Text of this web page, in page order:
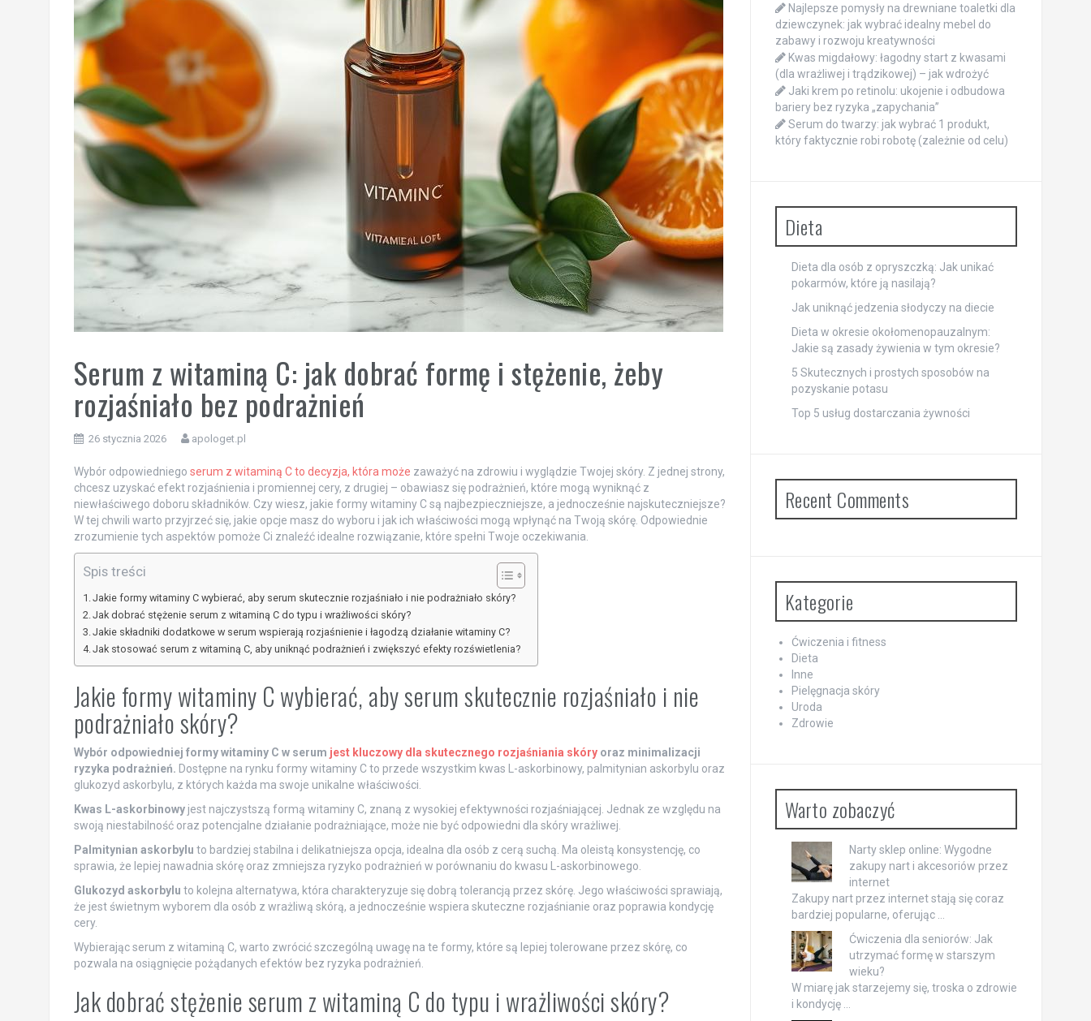
Serum z witaminą C: jak dobrać formę i stężenie, żeby
rozjaśniało bez podrażnień
26 stycznia 2026 apologet.pl
Wybór odpowiedniego serum z witaminą C to decyzja, która może zaważyć na zdrowiu i wyglądzie Twojej skóry. Z jednej strony,
chcesz uzyskać efekt rozjaśnienia i promiennej cery, z drugiej – obawiasz się podrażnień, które mogą wyniknąć z
niewłaściwego doboru składników. Czy wiesz, jakie formy witaminy C są najbezpieczniejsze, a jednocześnie najskuteczniejsze?
W tej chwili warto przyjrzeć się, jakie opcje masz do wyboru i jak ich właściwości mogą wpłynąć na Twoją skórę. Odpowiednie
zrozumienie tych aspektów pomoże Ci znaleźć idealne rozwiązanie, które spełni Twoje oczekiwania.
Spis treści
Jakie formy witaminy C wybierać, aby serum skutecznie rozjaśniało i nie podrażniało skóry?
Jak dobrać stężenie serum z witaminą C do typu i wrażliwości skóry?
Jakie składniki dodatkowe w serum wspierają rozjaśnienie i łagodzą działanie witaminy C?
Jak stosować serum z witaminą C, aby uniknąć podrażnień i zwiększyć efekty rozświetlenia?
Jakie formy witaminy C wybierać, aby serum skutecznie rozjaśniało i nie
podrażniało skóry?
Wybór odpowiedniej formy witaminy C w serum jest kluczowy dla skutecznego rozjaśniania skóryoraz minimalizacji
ryzyka podrażnień. Dostępne na rynku formy witaminy C to przede wszystkim kwas L-askorbinowy, palmitynian askorbylu oraz
glukozyd askorbylu, z których każda ma swoje unikalne właściwości.
Kwas L-askorbinowyjest najczystszą formą witaminy C, znaną z wysokiej efektywności rozjaśniającej. Jednak ze względu na
swoją niestabilność oraz potencjalne działanie podrażniające, może nie być odpowiedni dla skóry wrażliwej.
Palmitynian askorbylu to bardziej stabilna i delikatniejsza opcja, idealna dla osób z cerą suchą. Ma oleistą konsystencję, co
sprawia, że lepiej nawadnia skórę oraz zmniejsza ryzyko podrażnień w porównaniu do kwasu L-askorbinowego.
Glukozyd askorbylu to kolejna alternatywa, która charakteryzuje się dobrą tolerancją przez skórę. Jego właściwości sprawiają,
że jest świetnym wyborem dla osób z wrażliwą skórą, a jednocześnie wspiera skuteczne rozjaśnianie oraz poprawia kondycję
cery.
Wybierając serum z witaminą C, warto zwrócić szczególną uwagę na te formy, które są lepiej tolerowane przez skórę, co
pozwala na osiągnięcie pożądanych efektów bez ryzyka podrażnień.
Jak dobrać stężenie serum z witaminą C do typu i wrażliwości skóry?
Najlepsze pomysły na drewniane toaletki dla
dziewczynek: jak wybrać idealny mebel do
zabawy i rozwoju kreatywności
Kwas migdałowy: łagodny start z kwasami
(dla wrażliwej i trądzikowej) – jak wdrożyć
Jaki krem po retinolu: ukojenie i odbudowa
bariery bez ryzyka „zapychania”
Serum do twarzy: jak wybrać 1 produkt,
który faktycznie robi robotę (zależnie od celu)
Dieta
Dieta dla osób z opryszczką: Jak unikać
pokarmów, które ją nasilają?
Jak uniknąć jedzenia słodyczy na diecie
Dieta w okresie okołomenopauzalnym:
Jakie są zasady żywienia w tym okresie?
5 Skutecznych i prostych sposobów na
pozyskanie potasu
Top 5 usług dostarczania żywności
Recent Comments
Kategorie
Ćwiczenia i fitness
Dieta
Inne
Pielęgnacja skóry
Uroda
Zdrowie
Warto zobaczyć
Narty sklep online: Wygodne
zakupy nart i akcesoriów przez
internet
Zakupy nart przez internet stają się coraz
bardziej popularne, oferując …
Ćwiczenia dla seniorów: Jak
utrzymać formę w starszym
wieku?
W miarę jak starzejemy się, troska o zdrowie
i kondycję …